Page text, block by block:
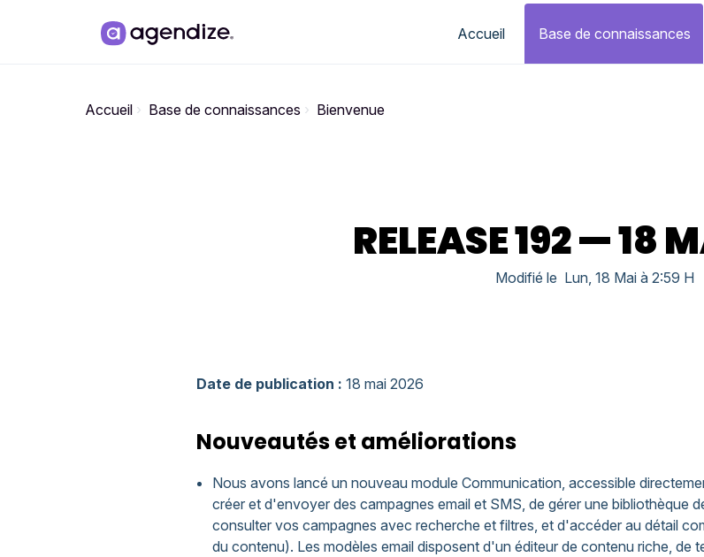
Accueil
Base de connaissances
Accueil Base de connaissances Bienvenue
RELEASE 192 — 18
Modifié le Lun, 18 Mai à 2:59 H
Date de publication : 18 mai 2026
Nouveautés et améliorations
Nous avons lancé un nouveau module Communication, accessible
créer et d'envoyer des campagnes email et SMS, de gérer une bibliothèque
consulter vos campagnes avec recherche et filtres, et d'accéder au détail
du contenu). Les modèles email disposent d'un éditeur de contenu riche, de